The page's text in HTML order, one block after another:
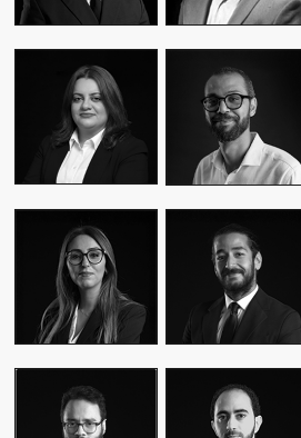
WASSIM KASSARI
CHIEF FINANCIAL
OFFICER
MALIK IRAQI
MANAGING
DIRECTOR
MOUNA EL AZIM
DIRECTOR OF
OPERATIONS
AMINE LAGSSIR
STRATEGY
DIRECTOR
MEKHTOUME
PMO CHANGE &
WALID BAHYA
BUSINESS LEAD
GROUP